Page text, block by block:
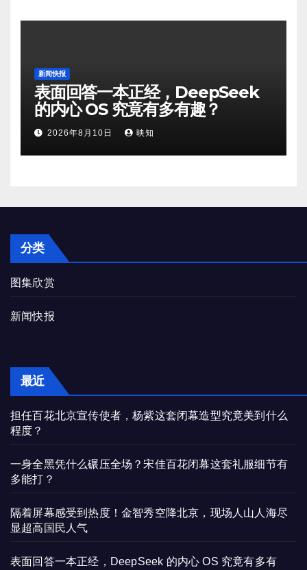
新闻快报
表面回答一本正经，DeepSeek
的内心 OS 究竟有多有趣？
2026年8月10日 映知
分类
图集欣赏
新闻快报
最近
担任百花北京宣传使者，杨紫这套闭幕造型究竟美到什么
程度？
一身全黑凭什么碾压全场？宋佳百花闭幕这套礼服细节有
多能打？
隔着屏幕感受到热度！金智秀空降北京，现场人山人海尽
显超高国民人气
表面回答一本正经，DeepSeek 的内心 OS 究竟有多有